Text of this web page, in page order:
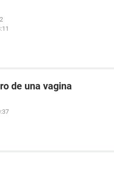
de una vagina